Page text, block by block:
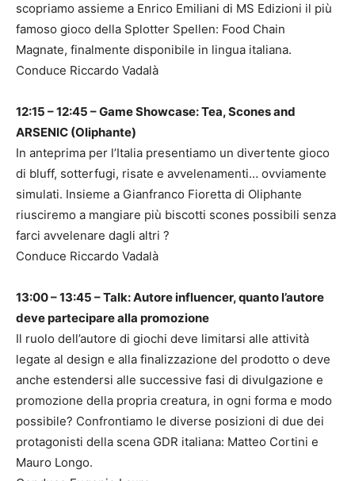
scopriamo assieme a Enrico Emiliani di MS Edizioni il più
famoso gioco della Splotter Spellen: Food Chain
Magnate, finalmente disponibile in lingua italiana.
Conduce Riccardo Vadalà
12:15 – 12:45 – Game Showcase: Tea, Scones and
ARSENIC (Oliphante)
In anteprima per l’Italia presentiamo un divertente gioco
di bluff, sotterfugi, risate e avvelenamenti… ovviamente
simulati. Insieme a Gianfranco Fioretta di Oliphante
riusciremo a mangiare più biscotti scones possibili senza
farci avvelenare dagli altri ?
Conduce Riccardo Vadalà
13:00 – 13:45 – Talk: Autore influencer, quanto l’autore
deve partecipare alla promozione
Il ruolo dell’autore di giochi deve limitarsi alle attività
legate al design e alla finalizzazione del prodotto o deve
anche estendersi alle successive fasi di divulgazione e
promozione della propria creatura, in ogni forma e modo
possibile? Confrontiamo le diverse posizioni di due dei
protagonisti della scena GDR italiana: Matteo Cortini e
Mauro Longo.